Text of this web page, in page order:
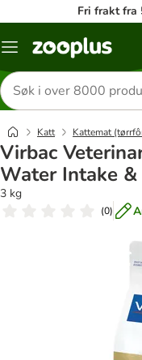
Fri frakt fra
Katalogmeny
Søk
etter
produkter
Katt Kattemat
Virbac
Water Intake
3 kg
(0)